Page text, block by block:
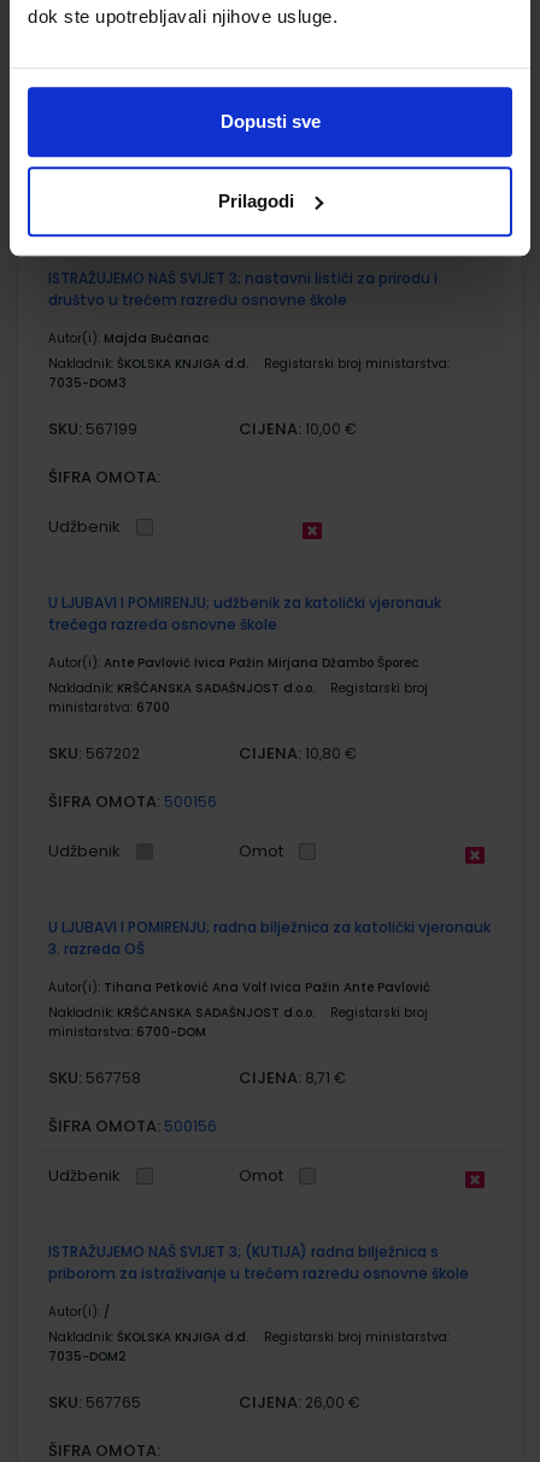
dok ste upotrebljavali njihove usluge.
Dopusti sve
Prilagodi
Autor(i):Alena Letina Tamara Kisovar Ivanda Zdenko Braičić
ŠIFRA OMOTA:500239
Omot
ISTRAŽUJEMO NAŠ SVIJET 3; nastavni listići za prirodu i
društvo u trećem razredu osnovne škole
Autor(i): Majda Bučanac
Nakladnik: ŠKOLSKA KNJIGA d.d.
Registarski broj ministarstva:
7035-DOM3
SKU: 567199 CIJENA: 10,00 €
ŠIFRA OMOTA:
Udžbenik
U LJUBAVI I POMIRENJU; udžbenik za katolički vjeronauk
trećega razreda osnovne škole
Autor(i): Ante Pavlović Ivica Pažin Mirjana Džambo Šporec
Nakladnik: KRŠĆANSKA SADAŠNJOST d.o.o.
Registarski broj
ministarstva: 6700
SKU: 567202 CIJENA: 10,80 €
ŠIFRA OMOTA: 500156
Udžbenik Omot
U LJUBAVI I POMIRENJU; radna bilježnica za katolički vjeronauk
3. razreda OŠ
Autor(i): Tihana Petković Ana Volf Ivica Pažin Ante Pavlović
Nakladnik: KRŠĆANSKA SADAŠNJOST d.o.o.
Registarski broj
ministarstva: 6700-DOM
SKU: 567758 CIJENA: 8,71 €
ŠIFRA OMOTA: 500156
Udžbenik Omot
ISTRAŽUJEMO NAŠ SVIJET 3; (KUTIJA) radna bilježnica s
priborom za istraživanje u trećem razredu osnovne škole
Autor(i): /
Nakladnik: ŠKOLSKA KNJIGA d.d.
Registarski broj ministarstva:
7035-DOM2
SKU: 567765 CIJENA: 26,00 €
ŠIFRA OMOTA: